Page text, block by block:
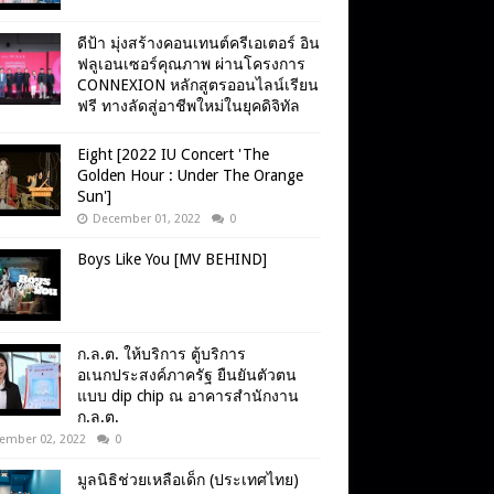
ดีป้า มุ่งสร้างคอนเทนต์ครีเอเตอร์ อิน
ฟลูเอนเซอร์คุณภาพ ผ่านโครงการ
CONNEXION หลักสูตรออนไลน์เรียน
ฟรี ทางลัดสู่อาชีพใหม่ในยุคดิจิทัล
Eight [2022 IU Concert 'The
Golden Hour : Under The Orange
Sun']
December 01, 2022 0
Boys Like You [MV BEHIND]
ก.ล.ต. ให้บริการ ตู้บริการ
อเนกประสงค์ภาครัฐ ยืนยันตัวตน
แบบ dip chip ณ อาคารสำนักงาน
ก.ล.ต.
02, 2022 0
มูลนิธิช่วยเหลือเด็ก (ประเทศไทย)